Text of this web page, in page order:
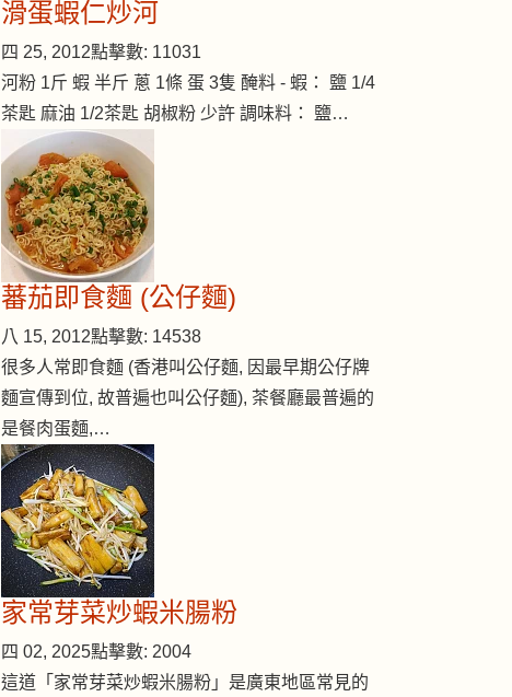
滑蛋蝦仁炒河
四 25, 2012點擊數: 11031
河粉 1斤 蝦 半斤 蔥 1條 蛋 3隻 醃料 - 蝦： 鹽 1/4
茶匙 麻油 1/2茶匙 胡椒粉 少許 調味料： 鹽…
蕃茄即食麵 (公仔麵)
八 15, 2012點擊數: 14538
很多人常即食麵 (香港叫公仔麵, 因最早期公仔牌
麵宣傳到位, 故普遍也叫公仔麵), 茶餐廳最普遍的
是餐肉蛋麵,…
家常芽菜炒蝦米腸粉
四 02, 2025點擊數: 2004
這道「家常芽菜炒蝦米腸粉」是廣東地區常見的